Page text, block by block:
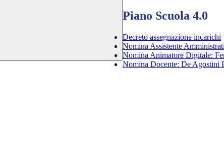
Piano Scuola 4.0
Decreto assegnazione incarichi
Nomina Assistente
Nomina Animatore Digitale:
Nomina Docente: De Agostini